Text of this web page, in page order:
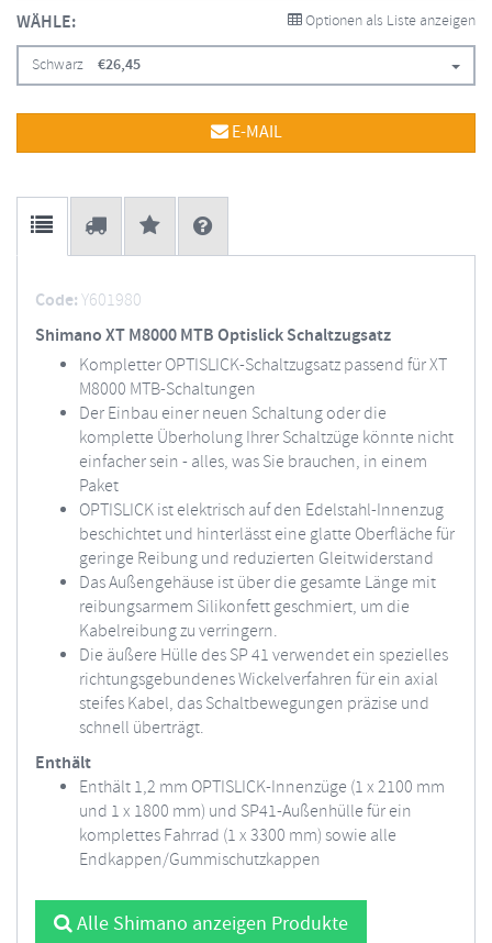
WÄHLE: Optionen als Liste anzeigen
Schwarz €26,45
E-MAIL
Code:Y601980
Shimano XT M8000 MTB Optislick Schaltzugsatz
Kompletter OPTISLICK-Schaltzugsatz passend für XT
M8000 MTB-Schaltungen
Der Einbau einer neuen Schaltung oder die
komplette Überholung Ihrer Schaltzüge könnte nicht
einfacher sein - alles, was Sie brauchen, in einem
Paket
OPTISLICK ist elektrisch auf den Edelstahl-Innenzug
beschichtet und hinterlässt eine glatte Oberfläche für
geringe Reibung und reduzierten Gleitwiderstand
Das Außengehäuse ist über die gesamte Länge mit
reibungsarmem Silikonfett geschmiert, um die
Kabelreibung zu verringern.
Die äußere Hülle des SP 41 verwendet ein spezielles
richtungsgebundenes Wickelverfahren für ein axial
steifes Kabel, das Schaltbewegungen präzise und
schnell überträgt.
Enthält
Enthält 1,2 mm OPTISLICK-Innenzüge (1 x 2100 mm
und 1 x 1800 mm) und SP41-Außenhülle für ein
komplettes Fahrrad (1 x 3300 mm) sowie alle
Endkappen/Gummischutzkappen
Alle Shimano anzeigen Produkte